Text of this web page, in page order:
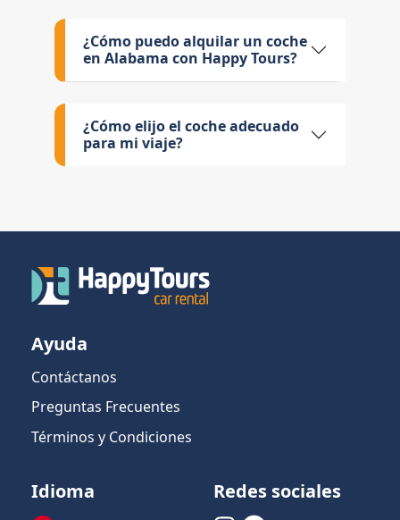
¿Cómo puedo alquilar un coche
en Alabama con Happy Tours?
¿Cómo elijo el coche adecuado
para mi viaje?
Ayuda
Contáctanos
Preguntas Frecuentes
Términos y Condiciones
Idioma Redes sociales